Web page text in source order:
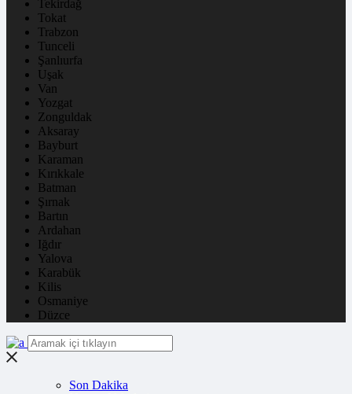
Tekirdağ
Tokat
Trabzon
Tunceli
Şanlıurfa
Uşak
Van
Yozgat
Zonguldak
Aksaray
Bayburt
Karaman
Kırıkkale
Batman
Şırnak
Bartın
Ardahan
Iğdır
Yalova
Karabük
Kilis
Osmaniye
Düzce
Son Dakika